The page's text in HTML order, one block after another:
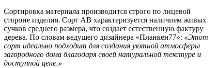
Сортировка материала производится строго по лицевой
стороне изделия. Сорт AB характеризуется наличием живых
сучков среднего размера, что создает естественную фактуру
дерева. По словам ведущего дизайнера «Планкен77»: «Этот
сорт идеально подходит для создания уютной атмосферы
загородного дома благодаря своей натуральной текстуре и
доступной цене.»